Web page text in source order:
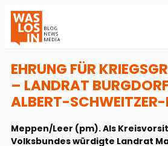
EHRUNG FÜR
– LANDRAT
ALBERT-SCHWEITZER-
Meppen/Leer (pm). Als
Volksbundes würdigte Landrat